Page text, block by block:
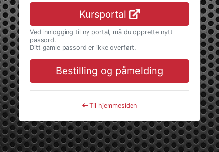
Kursportal
Ved innlogging til ny portal, må du opprette nytt
passord.
Ditt gamle passord er ikke overført.
Bestilling og påmelding
Til hjemmesiden